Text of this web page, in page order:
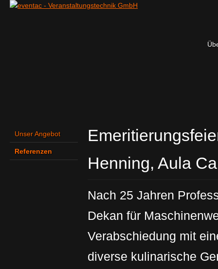
Unser Angebot
Referenzen
Henning, Aula
Nach 25 Jahren
Dekan für
Verabschiedung mit
diverse kulinarische